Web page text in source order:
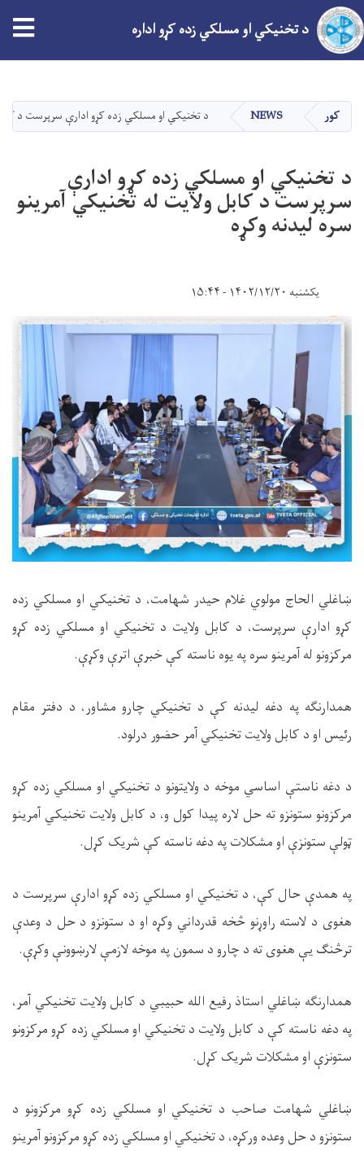
دانګل
د تخنیکي او مسلکي زده کړو اداره
کور NEWS د تخنیکي او مسلکي زده کړو ادارې سرپرست د
د تخنیکي او مسلکي زده کړو ادارې
سرپرست د کابل ولایت له تخنیکي آمرینو
سره لیدنه وکړه
یکشنبه ۱۴۰۲/۱۲/۲۰ - ۱۵:۴۴
ښاغلي الحاج مولوي غلام حیدر شهامت، د تخنیکي او مسلکي زده
کړو ادارې سرپرست، د کابل ولایت د تخنیکي او مسلکي زده کړو
مرکزونو له آمرینو سره په یوه ناسته کې خبرې اترې وکړې.
همدارنګه په دغه لیدنه کې د تخنیکي چارو مشاور، د دفتر مقام
رئیس او د کابل ولایت تخنیکي آمر حضور درلود.
د دغه ناستې اساسي موخه د ولایتونو د تخنیکي او مسلکي زده کړو
مرکزونو ستونزو ته حل لاره پیدا کول و، د کابل ولایت تخنیکي آمرینو
ټولې ستونزې او مشکلات په دغه ناسته کې شریک کړل.
په همدې حال کې، د تخنیکي او مسلکي زده کړو ادارې سرپرست د
هغوی د لاسته راوړنو څخه قدرداني وکړه او د ستونزو د حل د وعدې
ترڅنګ یې هغوی ته د چارو د سمون په موخه لازمې لارښوونې وکړې.
همدارنګه ښاغلي استاذ رفیع الله حبیبي د کابل ولایت تخنیکي آمر،
په دغه ناسته کې د کابل ولایت د تخنیکي او مسلکي زده کړو مرکزونو
ستونزې او مشکلات شریک کړل.
ښاغلي شهامت صاحب د تخنیکي او مسلکي زده کړو مرکزونو د
ستونزو د حل وعده ورکړه، د تخنیکي او مسلکي زده کړو مرکزونو آمرینو